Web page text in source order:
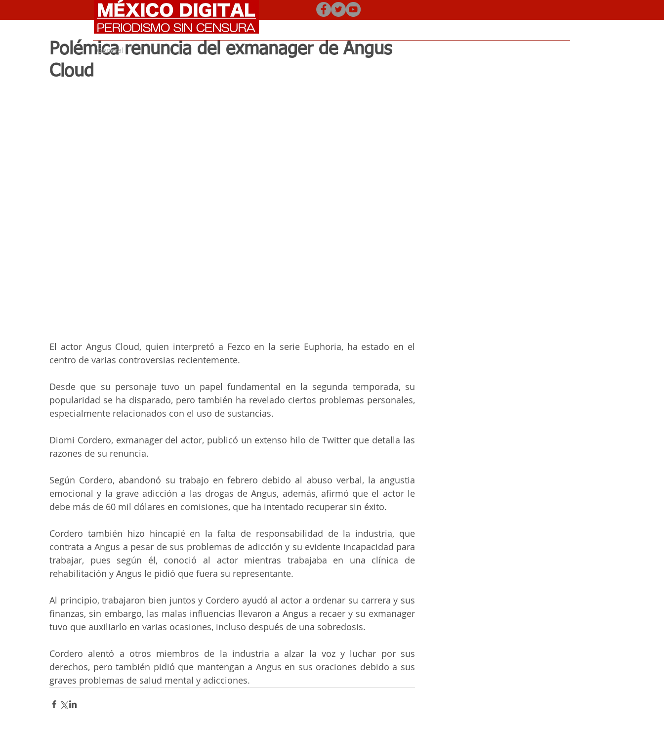
General
Polémica renuncia del exmanager de Angus
Cloud
El actor Angus Cloud, quien interpretó a Fezco en la serie Euphoria, ha estado en el
centro de varias controversias recientemente.
Desde que su personaje tuvo un papel fundamental en la segunda temporada, su
popularidad se ha disparado, pero también ha revelado ciertos problemas personales,
especialmente relacionados con el uso de sustancias.
Diomi Cordero, exmanager del actor, publicó un extenso hilo de Twitter que detalla las
razones de su renuncia.
Según Cordero, abandonó su trabajo en febrero debido al abuso verbal, la angustia
emocional y la grave adicción a las drogas de Angus, además, afirmó que el actor le
debe más de 60 mil dólares en comisiones, que ha intentado recuperar sin éxito.
Cordero también hizo hincapié en la falta de responsabilidad de la industria, que
contrata a Angus a pesar de sus problemas de adicción y su evidente incapacidad para
trabajar, pues según él, conoció al actor mientras trabajaba en una clínica de
rehabilitación y Angus le pidió que fuera su representante.
Al principio, trabajaron bien juntos y Cordero ayudó al actor a ordenar su carrera y sus
finanzas, sin embargo, las malas influencias llevaron a Angus a recaer y su exmanager
tuvo que auxiliarlo en varias ocasiones, incluso después de una sobredosis.
Cordero alentó a otros miembros de la industria a alzar la voz y luchar por sus
derechos, pero también pidió que mantengan a Angus en sus oraciones debido a sus
graves problemas de salud mental y adicciones.